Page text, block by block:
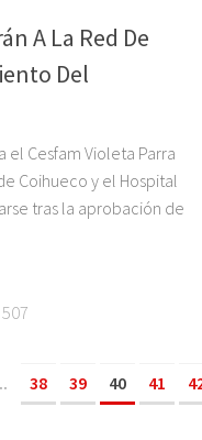
A La Red De
Del
el Cesfam Violeta Parra
Coihueco y el Hospital
tras la aprobación de
38 39 40 41